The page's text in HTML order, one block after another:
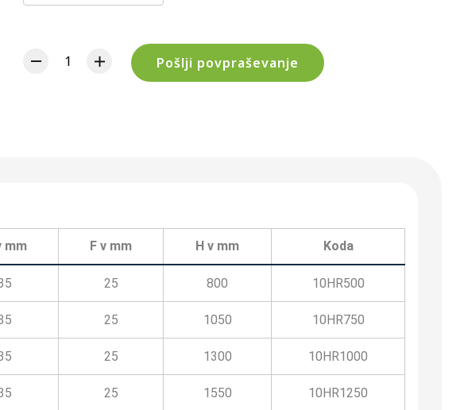
Pošlji povpraševanje
mm F v mm H v mm Koda
25 800 10HR500
25 1050 10HR750
25 1300 10HR1000
25 1550 10HR1250